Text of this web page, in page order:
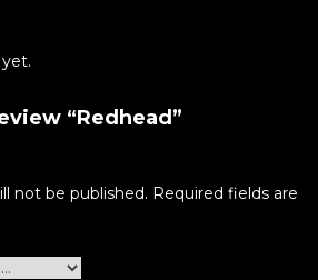
“Redhead”
not be published. Required fields are